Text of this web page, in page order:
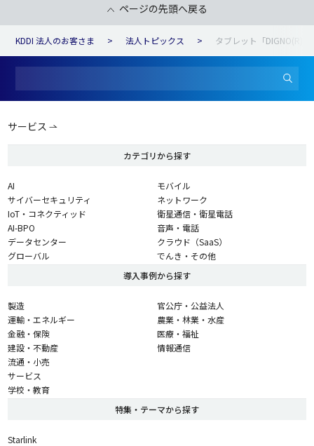
ページの先頭へ戻る
KDDI 法人のお客さま 法人トピックス タブレット「DIGNO(R)
サービス
カテゴリから探す
AI
サイバーセキュリティ
IoT・コネクティッド
AI-BPO
データセンター
グローバル
モバイル
ネットワーク
衛星通信・衛星電話
音声・電話
クラウド（SaaS）
でんき・その他
導入事例から探す
製造
運輸・エネルギー
金融・保険
建設・不動産
流通・小売
サービス
学校・教育
官公庁・公益法人
農業・林業・水産
医療・福祉
情報通信
特集・テーマから探す
Starlink